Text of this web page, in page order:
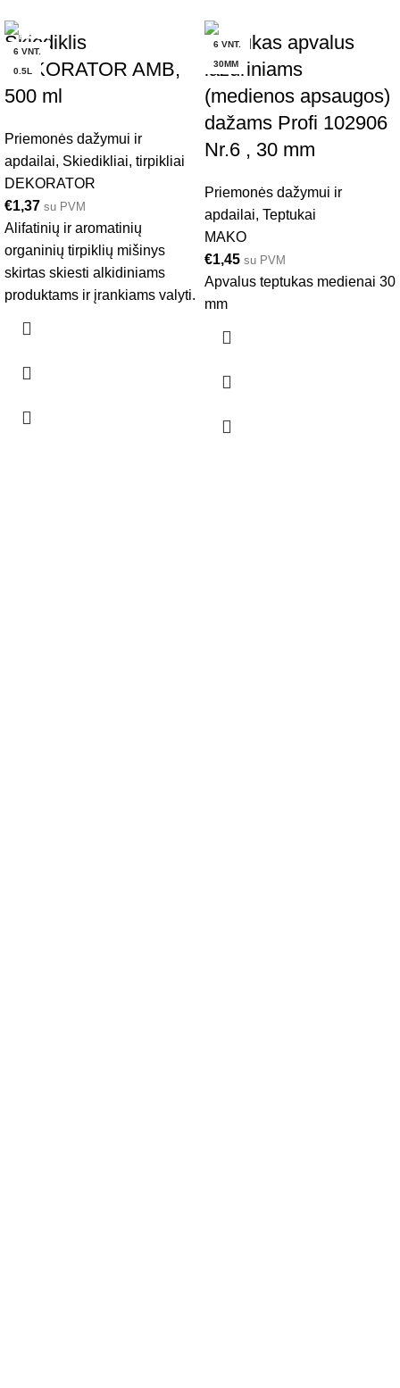
6 VNT.
0.5L
Skiediklis
DEKORATOR AMB,
500 ml
Priemonės dažymui ir
apdailai, Skiedikliai, tirpikliai
DEKORATOR
€1,37 su PVM
Alifatinių ir aromatinių
organinių tirpiklių mišinys
skirtas skiesti alkidiniams
produktams ir įrankiams valyti.
6 VNT.
30MM
Teptukas apvalus
lazuriniams
(medienos apsaugos)
dažams Profi 102906
Nr.6 , 30 mm
Priemonės dažymui ir
apdailai, Teptukai
MAKO
€1,45 su PVM
Apvalus teptukas medienai 30
mm